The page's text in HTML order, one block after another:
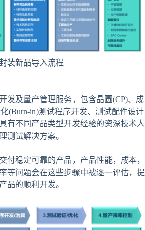
装新品导入流程
发及量产管理服务，包含晶圆(CP)、成
(Burn-in)测试程序开发、测试配件设计
有不同产品类型开发经验的资深技术人
测试解决方案。
付稳定可靠的产品，产品性能，成本，
等问题会在这些步骤中被逐一评估，提
品的顺利开发。